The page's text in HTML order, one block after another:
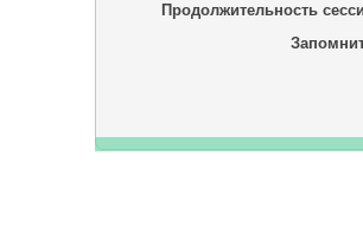
Продолжительность